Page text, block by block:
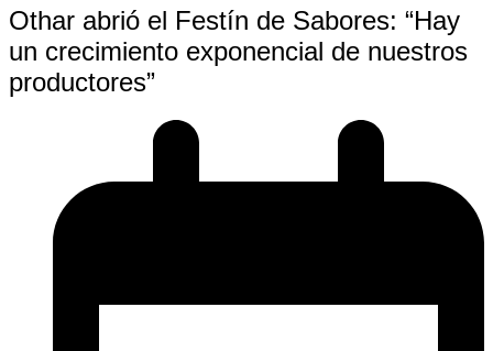
Othar abrió el Festín de Sabores: “Hay
un crecimiento exponencial de nuestros
productores”